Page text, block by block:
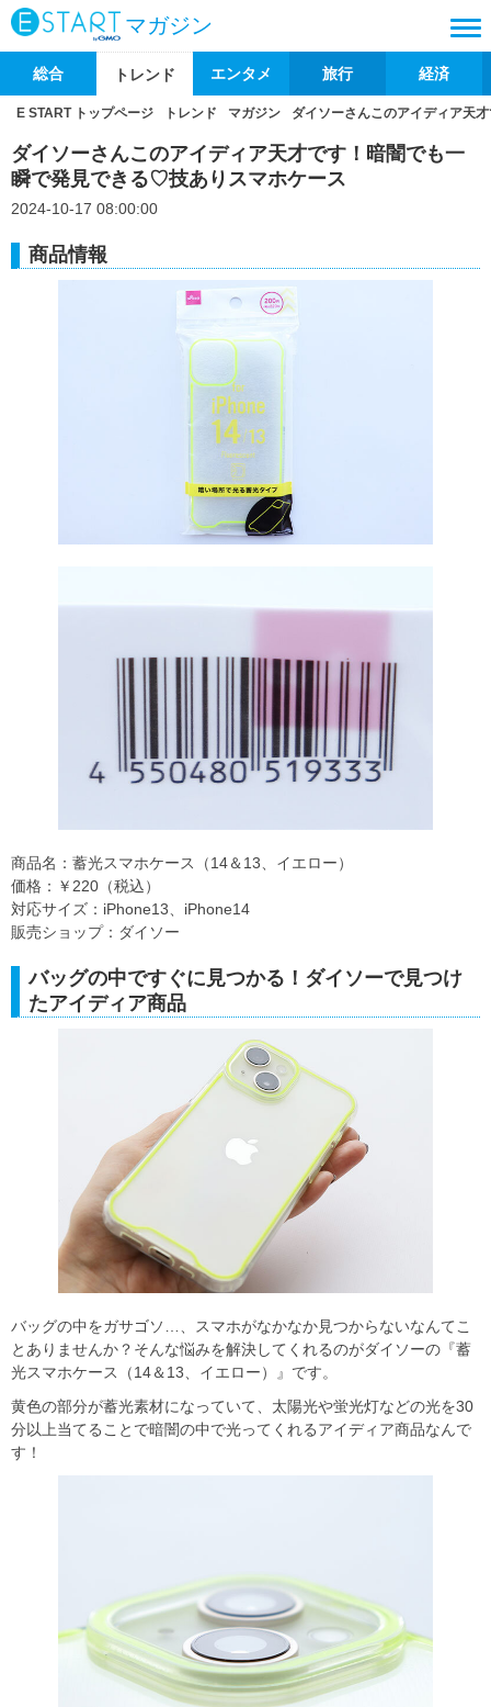
マガジン
総合 トレンド エンタメ 旅行 経済
E START トップページ トレンド マガジン ダイソーさんこのアイディア天
ダイソーさんこのアイディア天才です！暗闇でも一
瞬で発見できる♡技ありスマホケース
2024-10-17 08:00:00
商品情報
商品名：蓄光スマホケース（14＆13、イエロー）
価格：￥220（税込）
対応サイズ：iPhone13、iPhone14
販売ショップ：ダイソー
バッグの中ですぐに見つかる！ダイソーで見つけ
たアイディア商品
バッグの中をガサゴソ…、スマホがなかなか見つからないなんてこ
とありませんか？そんな悩みを解決してくれるのがダイソーの『蓄
光スマホケース（14＆13、イエロー）』です。
黄色の部分が蓄光素材になっていて、太陽光や蛍光灯などの光を30
分以上当てることで暗闇の中で光ってくれるアイディア商品なんで
す！